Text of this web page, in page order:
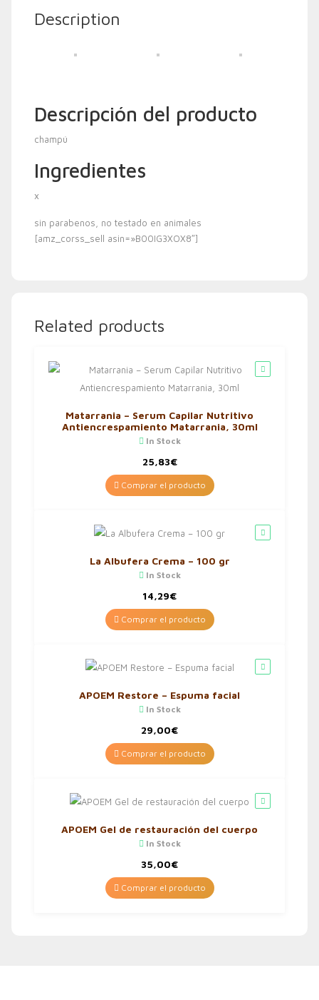
Description
Descripción del producto
champú
Ingredientes
x
sin parabenos, no testado en animales
[amz_corss_sell asin=»B00IG3XOX8″]
Related products
Matarrania – Serum Capilar Nutritivo
Antiencrespamiento Matarrania, 30ml
In Stock
25,83€
Comprar el producto
La Albufera Crema – 100 gr
In Stock
14,29€
Comprar el producto
APOEM Restore – Espuma facial
In Stock
29,00€
Comprar el producto
APOEM Gel de restauración del cuerpo
In Stock
35,00€
Comprar el producto